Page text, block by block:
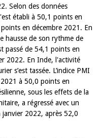
Selon des données
établi à 50,1 points en
en décembre 2021. En
hausse de son rythme de
passé de 54,1 points en
2022. En Inde, l'activité
s’est tassée. L’indice PMI
à 50,0 points en
sous les effets de la
a régressé avec un
2022, après 52,0